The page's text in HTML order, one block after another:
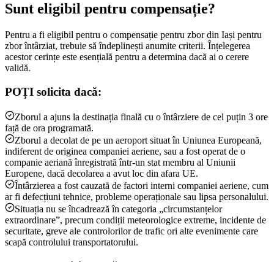
Sunt eligibil pentru compensație?
Pentru a fi eligibil pentru o compensație pentru zbor din Iași pentru
zbor întârziat, trebuie să îndeplinești anumite criterii. Înțelegerea
acestor cerințe este esențială pentru a determina dacă ai o cerere
validă.
POȚI solicita dacă:
Zborul a ajuns la destinația finală cu o întârziere de cel puțin 3 ore
față de ora programată.
Zborul a decolat de pe un aeroport situat în Uniunea Europeană,
indiferent de originea companiei aeriene, sau a fost operat de o
companie aeriană înregistrată într-un stat membru al Uniunii
Europene, dacă decolarea a avut loc din afara UE.
Întârzierea a fost cauzată de factori interni companiei aeriene, cum
ar fi defecțiuni tehnice, probleme operaționale sau lipsa personalului.
Situația nu se încadrează în categoria „circumstanțelor
extraordinare”, precum condiții meteorologice extreme, incidente de
securitate, greve ale controlorilor de trafic ori alte evenimente care
scapă controlului transportatorului.